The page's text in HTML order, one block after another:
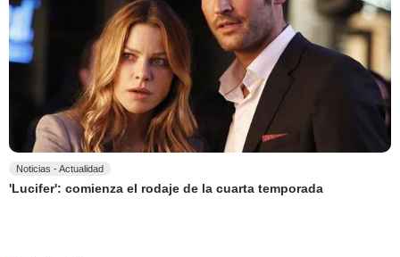
Noticias - Actualidad
'Lucifer': comienza el rodaje de la cuarta temporada